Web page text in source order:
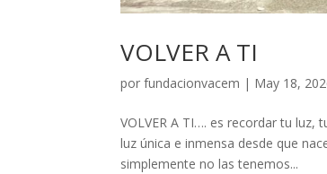
VOLVER A TI
porfundacionvacem | May 18,
VOLVER A TI…. es recordar tu
luz única e inmensa desde que
simplemente no las tenemos...